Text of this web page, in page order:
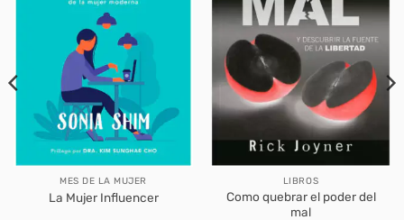
MES DE LA MUJER
La Mujer Influencer
LIBROS
Como quebrar el poder del
mal